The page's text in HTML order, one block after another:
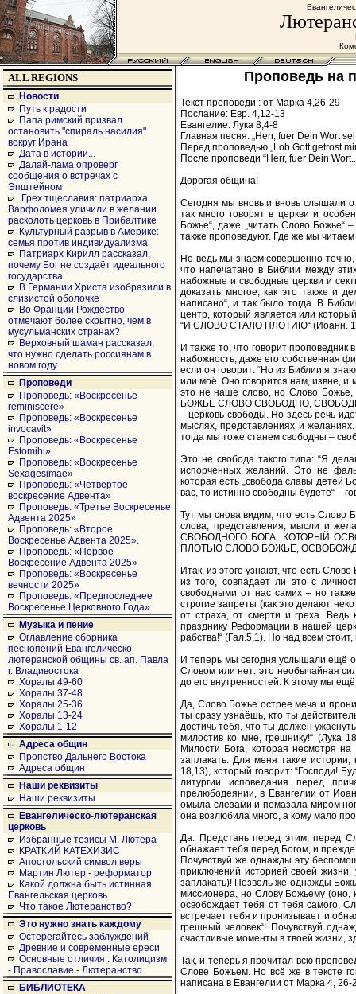
ALL REGIONS
Новости
Путь к радости
Папа римский призвал
остановить "спираль насилия"
вокруг Ирана
Дата в истории...
Далай-лама опроверг
сообщения о встречах с
Эпштейном
Грех тщеславия: патриарха
Варфоломея уличили в желании
расколоть церковь в Прибалтике
Культурный разрыв в Америке:
семья против индивидуализма
Патриарх Кирилл рассказал,
почему Бог не создаёт идеального
государства
В Германии Христа изобразили в
слизистой оболочке
Во Франции Рождество
отмечают более скрытно, чем в
мусульманских странах?
Верховный шаман рассказал,
что нужно сделать россиянам в
новом году
Проповеди
Проповедь: «Воскресенье
reminiscere»
Проповедь: «Воскресенье
invocavit»
Проповедь: «Воскресенье
Estomihi»
Проповедь: «Воскресенье
Sexagesimae»
Проповедь: «Четвертое
воскресение Адвента»
Проповедь: «Третье Воскресенье
Адвента 2025»
Проповедь: «Второе
Воскресенье Адвента 2025».
Проповедь: «Первое
Воскресение Адвента 2025»
Проповедь: «Воскресенье
вечности 2025»
Проповедь: «Предпоследнее
Воскресенье Церковного Года»
Музыка и пение
Оглавление сборника
песнопений Евангелическо-
лютеранской общины св. ап. Павла
г. Владивостока
Хоралы 49-60
Хоралы 37-48
Хоралы 25-36
Хоралы 13-24
Хоралы 1-12
Адреса общин
Пропство Дальнего Востока
Адреса общин
Наши реквизиты
Наши реквизиты
Евангелическо-лютеранская
церковь
Избранные тезисы М. Лютера
КРАТКИЙ КАТЕХИЗИС
Апостольский символ веры
Мартин Лютер - реформатор
Какой должна быть истинная
Евангельская церковь
Что такое Лютеранство?
Это нужно знать каждому
Остерегайтесь заблуждений
Древние и современные ереси
Основные отличия : Католицизм
- Православие - Лютеранство
БИБЛИОТЕКА
Проповедь на
Текст проповеди : от Марка 4,26-29
Послание: Евр. 4,12-13
Евангелие: Лука 8,4-8
Главная песня: „Herr, fuer Dein Wort
Перед проповедью „Lob Gott getrost
После проповеди “Herr, fuer Dein
Дорогая община!
Сегодня мы вновь и вновь слышали
так много говорят в церкви и
Божье“, даже „читать Слово Божье“
также проповедуют. Где же мы
Но ведь мы знаем совершенно точно,
что напечатано в Библии между
набожные и свободные церкви и
доказать многое, как это также и
написано“, и так было тогда. В
центр, который является или
“И СЛОВО СТАЛО ПЛОТИЮ“ (Иоанн.
И также то, что говорит
набожность, даже его собственная
если он говорит: “Но из Библии я
или моё. Оно говорится нам, извне, и
это не наше слово, но Слово
БОЖЬЕ СЛОВО СВОБОДНО, СВОБОДНО
– церковь свободы. Но здесь речь
мыслях, представлениях и
тогда мы тоже станем свободны –
Это не свобода такого типа: “Я
испорченных желаний. Это не
которая есть „свобода славы детей
вас, то истинно свободны будете“ –
Тут мы снова видим, что есть
слова, представления, мысли и
СВОБОДНОГО БОГА, КОТОРЫЙ
ПЛОТЬЮ СЛОВО БОЖЬЕ,
Итак, из этого узнают, что есть
из того, совпадает ли это с
свободными от нас самих – но
строгие запреты (как это делают
от страха, от смерти и греха.
празднику Реформации в нашей
рабства!“ (Гал.5,1). Но над всем
И теперь мы сегодня услышали ещё
Словом или нет: это необычайная
до его внутренностей. К этому мы
Да, Слово Божье острее меча и
ты сразу узнаёшь, кто ты
достичь тебя, что ты должен
милостив ко мне, грешнику!“
Милости Бога, которая несмотря
заплакать. Для меня такие
18,13), который говорит: “Господи!
литургии исповедания перед
прелюбодеянии, в Евангелии от
омыла слезами и помазала миром
она возлюбила много, а кому мало
Да. Предстань перед этим, перед
обнажает тебя перед Богом, и
Почувствуй же однажды эту
приключений историей своей
заплакать)! Позволь же однажды
миссионера, но Слову Божьему (оно,
освобождает тебя от тебя самого,
встречает тебя и пронизывает и
грешный человек“! Почувствуй
счастливые моменты в твоей жизни,
Так, и теперь я прочитал всю
Слове Божьем. Но всё же в тексте
написана в Евангелии от Марка 4, 26-